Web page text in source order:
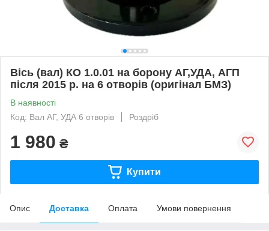
Вісь (вал) КО 1.0.01 на борону АГ,УДА, АГП
після 2015 р. на 6 отворів (оригінал БМЗ)
В наявності
Код: Вал АГ, УДА 6 отворів
Роздріб
1 980 ₴
Купити
Опис Доставка Оплата Умови повернення